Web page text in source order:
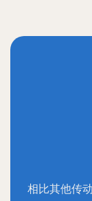
相比其他传